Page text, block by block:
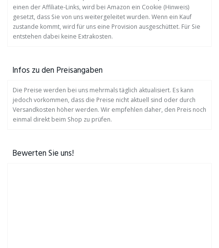
einen der Affiliate-Links, wird bei Amazon ein Cookie (Hinweis)
gesetzt, dass Sie von uns weitergeleitet wurden. Wenn ein Kauf
zustande kommt, wird für uns eine Provision ausgeschüttet. Für Sie
entstehen dabei keine Extrakosten.
Infos zu den Preisangaben
Die Preise werden bei uns mehrmals täglich aktualisiert. Es kann
jedoch vorkommen, dass die Preise nicht aktuell sind oder durch
Versandkosten höher werden. Wir empfehlen daher, den Preis noch
einmal direkt beim Shop zu prüfen.
Bewerten Sie uns!